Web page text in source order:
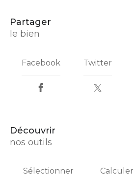
partager
le bien
Facebook Twitter
découvrir
nos outils
Sélectionner Calculer